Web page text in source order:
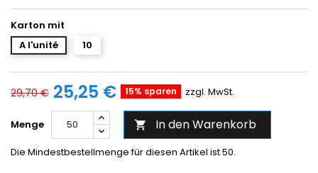
Karton mit
A l'unité
10
29,70 € 25,25 € 15% sparen zzgl. MwSt.
Menge  In den Warenkorb
Die Mindestbestellmenge für diesen Artikel ist 50.